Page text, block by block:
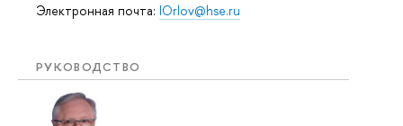
Электронная почта: IOrlov@hse.ru
РУКОВОДСТВО